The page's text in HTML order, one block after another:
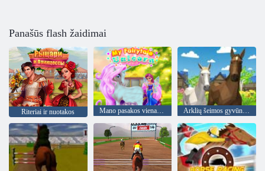
Panašūs flash žaidimai
Riteriai ir nuotakos Mano pasakos vienaragis Arklių šeimos gyvūnų treniruoklis 3D